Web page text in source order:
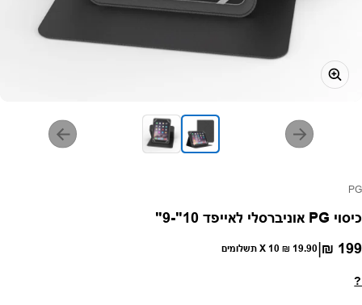
ספק:
PG
כיסוי PG אוניברסלי לאייפד 10"-9"
מחיר רגיל
199 ₪
|
19.90 ₪ X 10 תשלומים
?